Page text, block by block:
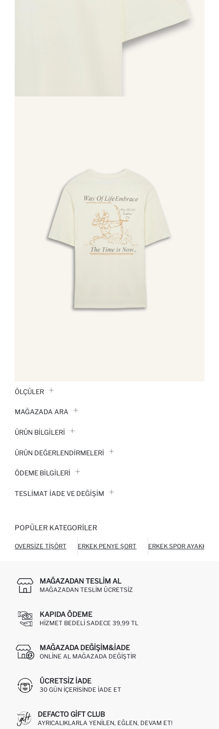
ÖLÇÜLER
MAĞAZADA ARA
ÜRÜN BILGILERI
ÜRÜN DEĞERLENDİRMELERİ
ÖDEME BİLGİLERİ
TESLIMAT İADE VE DEĞIŞIM
POPÜLER KATEGORILER
OVERSIZE TIŞÖRT ERKEK PENYE ŞORT ERKEK SPOR AYAKKABI
MAĞAZADAN TESLIM AL
MAĞAZADAN TESLIM ÜCRETSIZ
KAPIDA ÖDEME
HIZMET BEDELI SADECE 39,99 TL
MAĞAZADA DEĞIŞIM&İADE
ONLINE AL MAĞAZADA DEĞIŞTIR
ÜCRETSIZ IADE
30 GÜN IÇERISINDE IADE ET
DEFACTO GIFT CLUB
AYRICALIKLARLA YENILEN, EĞLEN, DEVAM ET!